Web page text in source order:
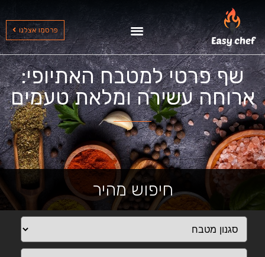
פרסמו אצלנו
שף פרטי למטבח האתיופי:
ארוחה עשירה ומלאת טעמים
חיפוש מהיר